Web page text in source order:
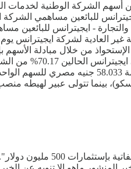
- إيجيترانس، أن شركة بلتون لتداول الأوراق المالية، نفذت عملية شراء
للبائعين مساهمي
- ايجيترانس للبائعين
ويتم الإستحواذ من خلال
ايجبترانس مقابل 0.0447 سهم من رأس مال نوسكو،
بينما تتولى عبير لهيطه
أصدرت شركة فيركيم مصر للاسمدة والكيماويات توضيحا بشأن